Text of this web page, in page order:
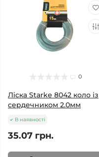
0
Ліска Starke 8042 коло із
сердечником 2.0мм
В наявності
35.07 грн.